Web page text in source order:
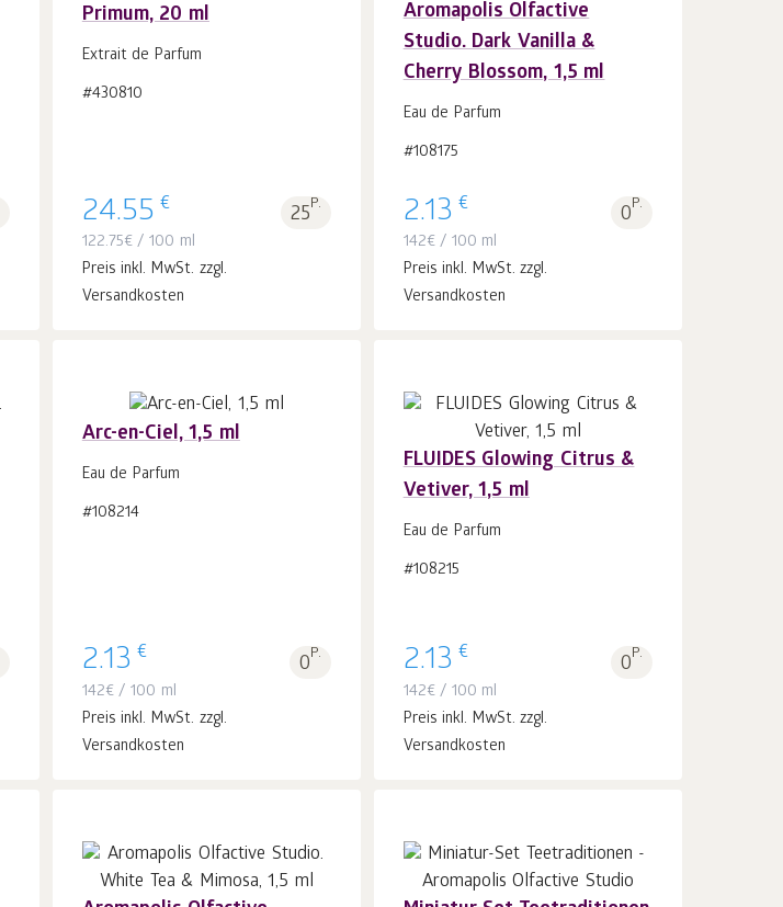
Primum, 20 ml
Extrait de Parfum
#430810
24.55 € 25P.
122.75€/ 100 ml
Preis inkl. MwSt. zzgl.
Versandkosten
den Warenkorb
1
Aromapolis Olfactive
Studio. Dark Vanilla &
Cherry Blossom, 1,5 ml
Eau de Parfum
#108175
2.13 € 0P.
142€/ 100 ml
Preis inkl. MwSt. zzgl.
Versandkosten
In
den Warenkorb
1
Stk.
Arc-en-Ciel, 1,5 ml
Eau de Parfum
#108214
2.13 € 0P.
142€/ 100 ml
Preis inkl. MwSt. zzgl.
Versandkosten
FLUIDES Glowing Citrus &
Vetiver, 1,5 ml
Eau de Parfum
#108215
2.13 € 0P.
142€/ 100 ml
Preis inkl. MwSt. zzgl.
Versandkosten
den Warenkorb